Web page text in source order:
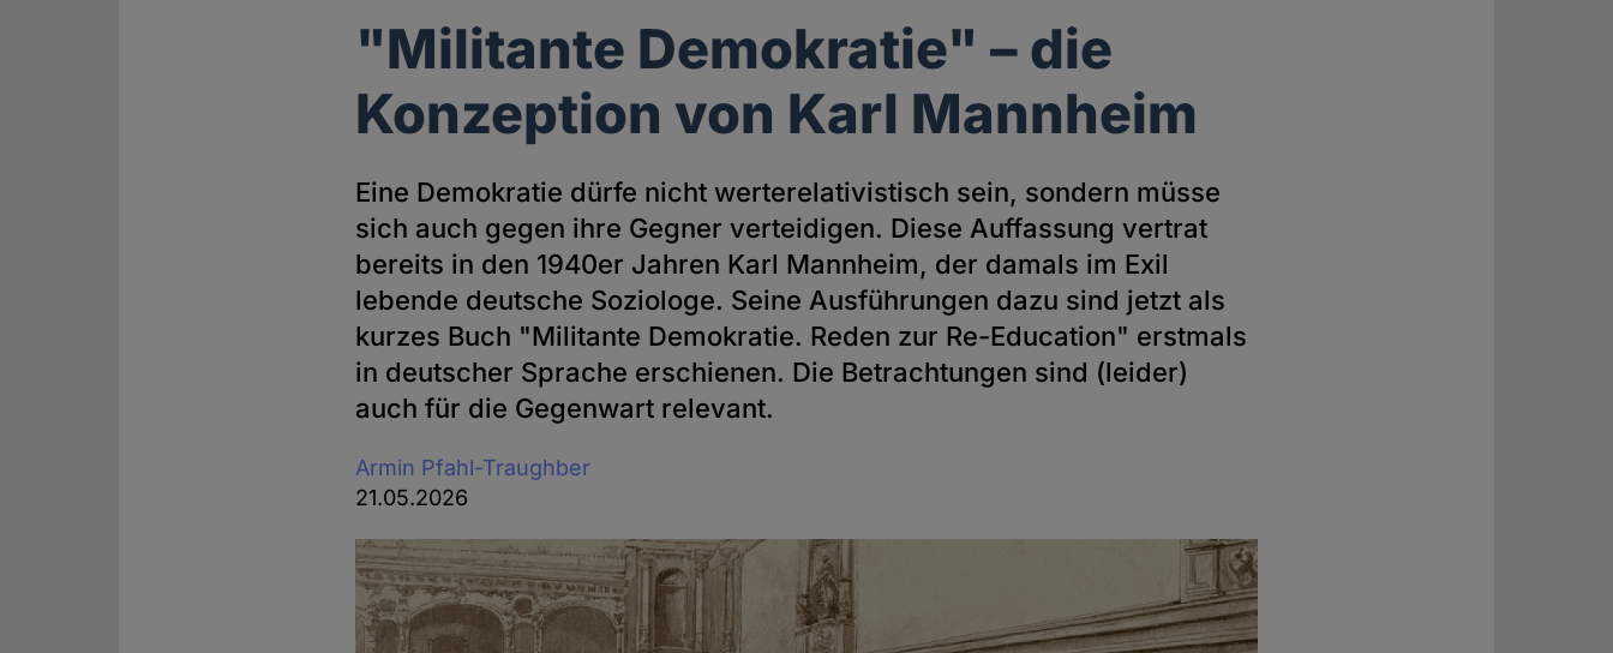
"Militante Demokratie" – die
Konzeption von Karl Mannheim
Eine Demokratie dürfe nicht werterelativistisch sein, sondern müsse
sich auch gegen ihre Gegner verteidigen. Diese Auffassung vertrat
bereits in den 1940er Jahren Karl Mannheim, der damals im Exil
lebende deutsche Soziologe. Seine Ausführungen dazu sind jetzt als
kurzes Buch "Militante Demokratie. Reden zur Re-Education" erstmals
in deutscher Sprache erschienen. Die Betrachtungen sind (leider)
auch für die Gegenwart relevant.
Armin Pfahl-Traughber
21.05.2026